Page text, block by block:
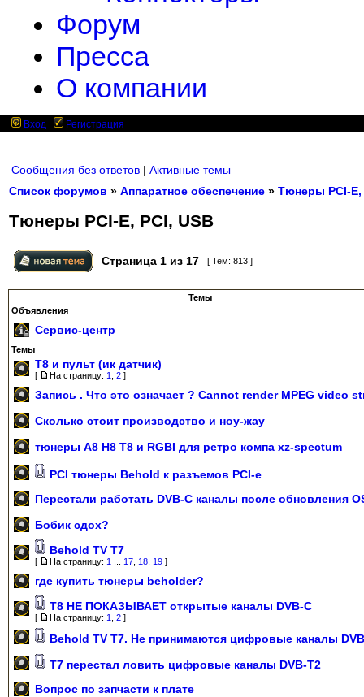
Форум
Пресса
О компании
Вход Регистрация
Сообщения без ответов | Активные темы
Список форумов » Аппаратное обеспечение » Тюнеры PCI-E,
Тюнеры PCI-E, PCI, USB
Страница 1 из 17 [ Тем: 813 ]
Темы
Объявления
Сервис-центр
Темы
Т8 и пульт (ик датчик)
[ На страницу: 1 2 ]
Запись . Что это означает ? Cannot render MPEG video
Сколько стоит производство и ноу-жау
тюнеры A8 H8 T8 и RGBI для ретро компа xz-spectum
РСI тюнеры Behold к разъемов РСI-е
Перестали работать DVB-C каналы после обновления
Бобик сдох?
Behold TV T7
[ На страницу: 1 17 18 19 ]
где купить тюнеры beholder?
T8 НЕ ПОКАЗЫВАЕТ открытые каналы DVB-C
[ На страницу: 1 2 ]
Behold TV T7. Не принимаются цифровые каналы
Т7 перестал ловить цифровые каналы DVB-T2
Вопрос по запчасти к плате